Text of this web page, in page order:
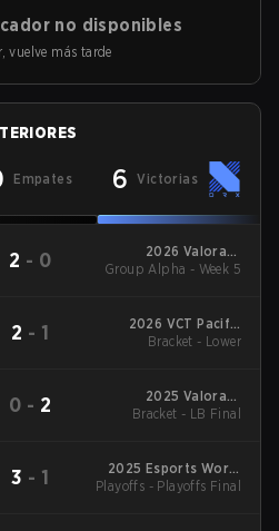
no disponibles
vuelve más tarde
Empates 6 Victorias
2 - 0
2026 Valorant
Champions Tour:
Group Alpha - Week 5
2 - 1
2026 VCT Pacific
Kickoff
Bracket - Lower
0 - 2
2025 Valorant
Champions
Bracket - LB Final
3 - 1
2025 Esports World
Cup
Playoffs - Playoffs Final